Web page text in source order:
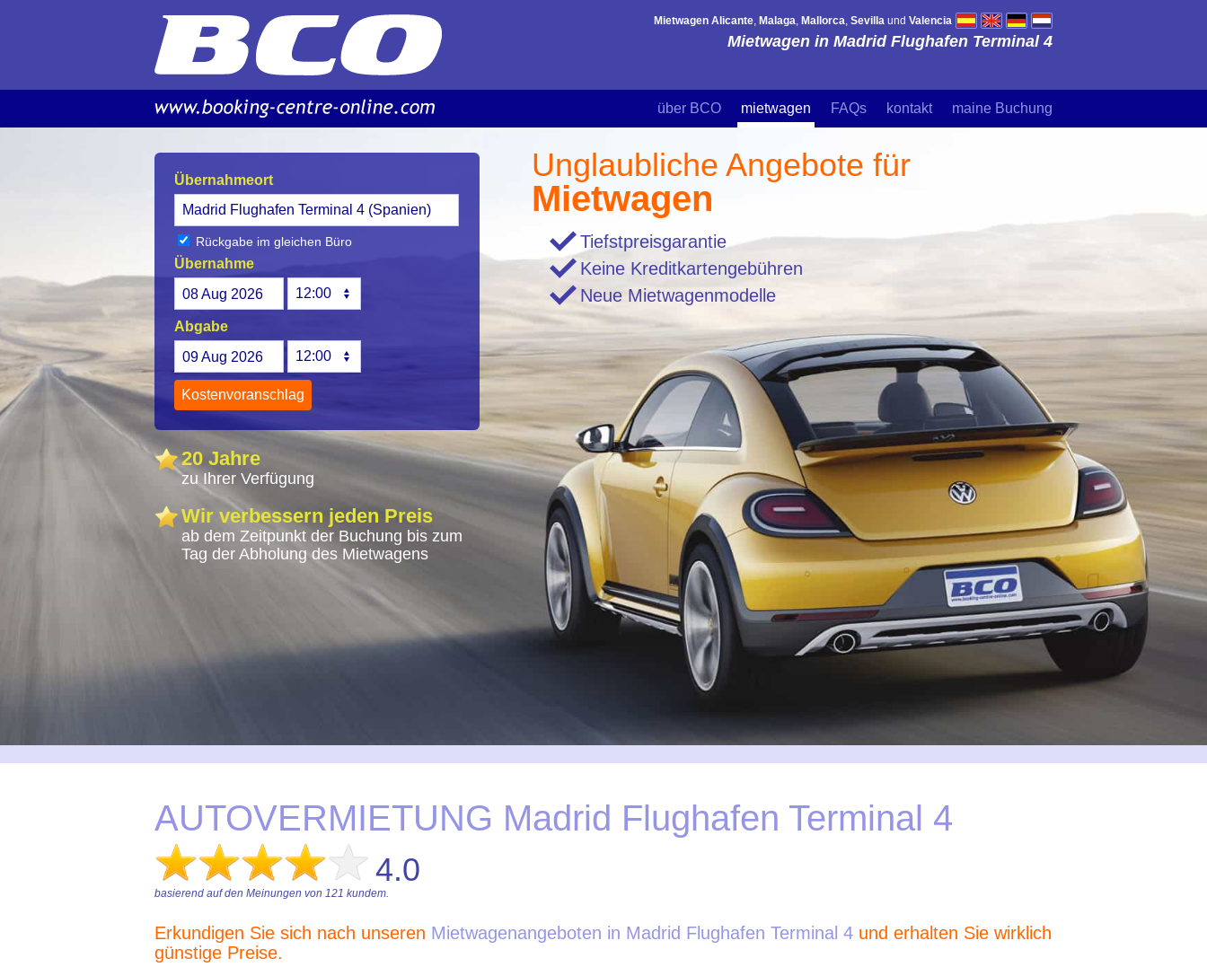
AUTOVERMIETUNG Madrid Flughafen Terminal 4
4.0
basierend auf den Meinungen von 121 kundem.
Erkundigen Sie sich nach unseren Mietwagenangeboten in Madrid Flughafen Terminal 4 und erhalten Sie wirklich
günstige Preise.
Mietwagen in Madrid Flughafen Terminal 4
Mietwagen Alicante, Malaga, Mallorca, Sevilla und Valencia
über BCO mietwagen FAQs kontakt maine Buchung
Übernahmeort
Rückgabe im gleichen Büro
Übernahme
08Aug 2026
Abgabe
09Aug 2026
Unglaubliche Angebote für
Mietwagen
Tiefstpreisgarantie
Keine Kreditkartengebühren
Neue Mietwagenmodelle
20 Jahre
zu Ihrer Verfügung
Wir verbessern jeden Preis
ab dem Zeitpunkt der Buchung bis zum
Tag der Abholung des Mietwagens